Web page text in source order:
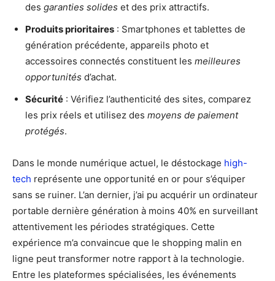
des garanties solides et des prix attractifs.
Produits prioritaires : Smartphones et tablettes de
génération précédente, appareils photo et
accessoires connectés constituent les meilleures
opportunités d’achat.
Sécurité : Vérifiez l’authenticité des sites, comparez
les prix réels et utilisez des moyens de paiement
protégés.
Dans le monde numérique actuel, le déstockage high-
tech représente une opportunité en or pour s’équiper
sans se ruiner. L’an dernier, j’ai pu acquérir un ordinateur
portable dernière génération à moins 40% en surveillant
attentivement les périodes stratégiques. Cette
expérience m’a convaincue que le shopping malin en
ligne peut transformer notre rapport à la technologie.
Entre les plateformes spécialisées, les événements